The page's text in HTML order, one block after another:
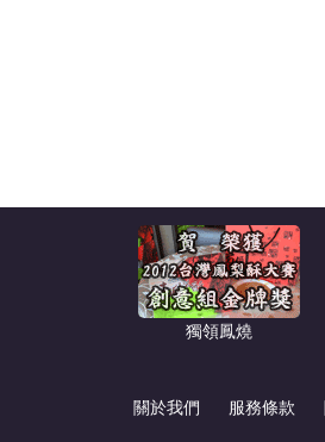
獨領鳳燒
關於我們 服務條款